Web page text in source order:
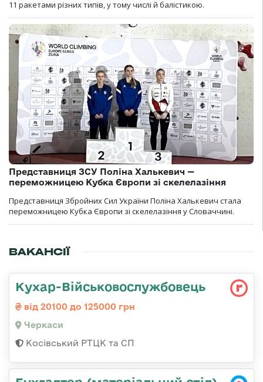
11 ракетами різних типів, у тому числі й балістикою.
Представниця ЗСУ Поліна Халькевич —
переможницею Кубка Європи зі скелелазіння
Представниця Збройних Сил України Поліна Халькевич стала
переможницею Кубка Європи зі скелелазіння у Словаччині.
ВАКАНСІЇ
Кухар-Військовослужбовець
від 20100 до 125000 грн
Черкаси
Косівський РТЦК та СП